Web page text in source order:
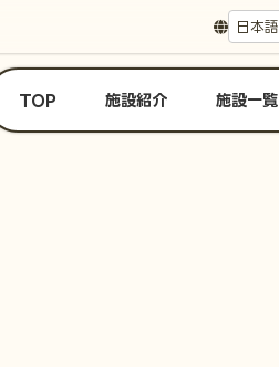
TOP 施設紹介 施設一覧